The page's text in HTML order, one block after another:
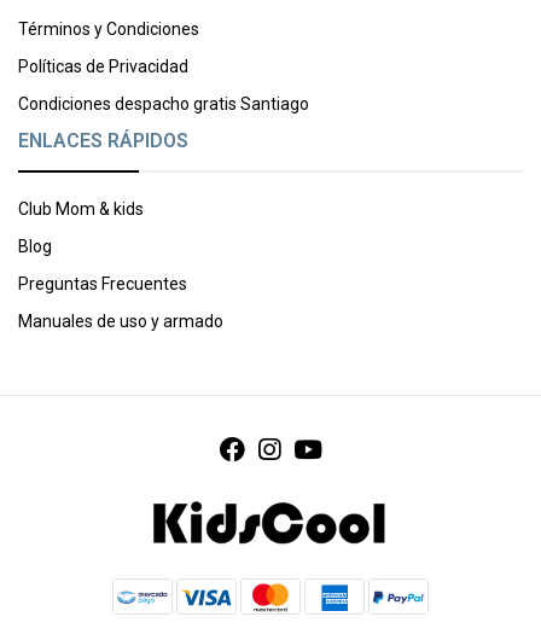
Términos y Condiciones
Políticas de Privacidad
Condiciones despacho gratis Santiago
ENLACES RÁPIDOS
Club Mom & kids
Blog
Preguntas Frecuentes
Manuales de uso y armado